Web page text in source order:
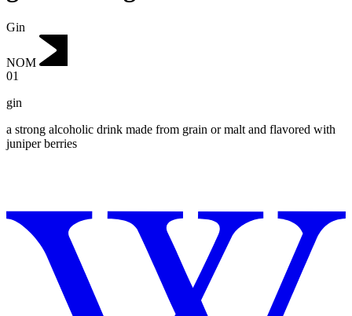
Gin
NOM
01
gin
a strong alcoholic drink made from grain or malt and flavored with
juniper berries